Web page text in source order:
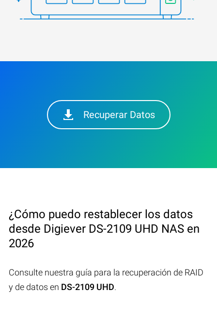
Recuperar Datos
¿Cómo puedo restablecer los datos
desde Digiever DS-2109 UHD NAS en
2026
Consulte nuestra guía para la recuperación de RAID
y de datos en DS-2109 UHD.